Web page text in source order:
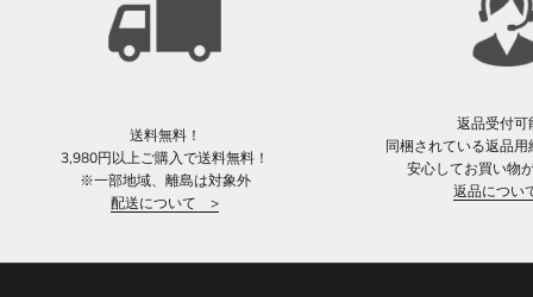
送料無料！
3,980円以上ご購入で送料無料！
※一部地域、離島は対象外
配送について >
返品受付可
同梱されている返品
安心してお買い物
返品につ